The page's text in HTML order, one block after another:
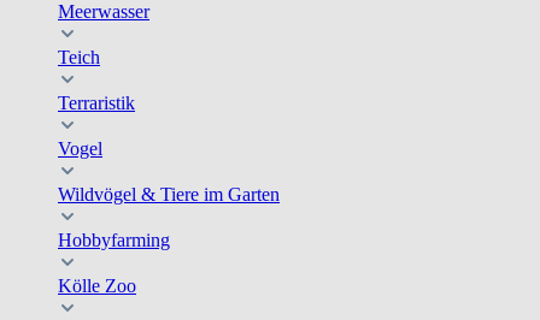
Meerwasser
Teich
Terraristik
Vogel
Wildvögel & Tiere im Garten
Hobbyfarming
Kölle Zoo